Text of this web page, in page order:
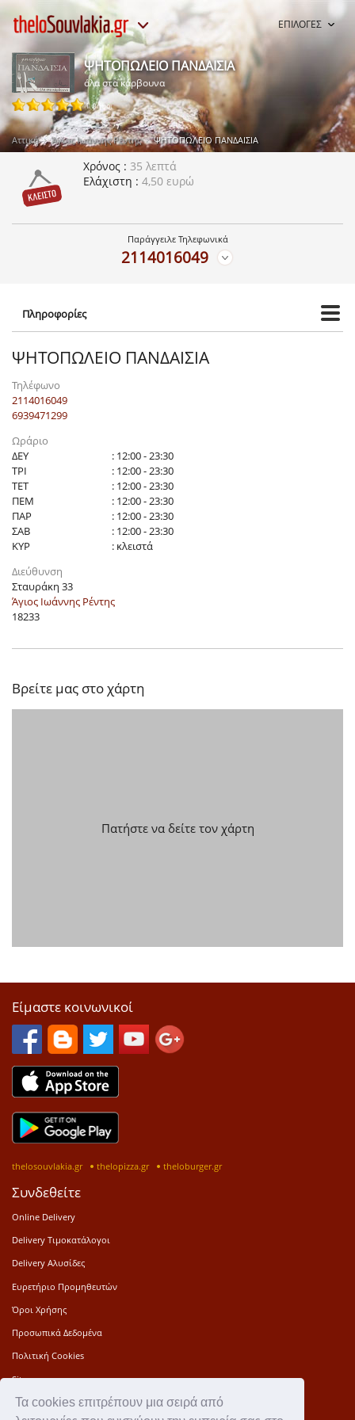
Τα cookies επιτρέπουν μια σειρά από
ΕΠΙΛΟΓΕΣ
ΨΗΤΟΠΩΛΕΙΟ ΠΑΝΔΑΙΣΙΑ
όλα στα κάρβουνα
1 ψήφοι
Αττική Άγιος Ιωάννης Ρέντης ΨΗΤΟΠΩΛΕΙΟ ΠΑΝΔΑΙΣΙΑ
Χρόνος
35 λεπτά
Ελάχιστη
4,50 ευρώ
Παράγγειλε Τηλεφωνικά
2114016049
Πληροφορίες
ΨΗΤΟΠΩΛΕΙΟ ΠΑΝΔΑΙΣΙΑ
Τηλέφωνο
2114016049
6939471299
Ωράριο
ΔΕΥ
: 12:00 - 23:30
ΤΡΙ
: 12:00 - 23:30
ΤΕΤ
: 12:00 - 23:30
ΠΕΜ
: 12:00 - 23:30
ΠΑΡ
: 12:00 - 23:30
ΣΑΒ
: 12:00 - 23:30
ΚΥΡ
: κλειστά
Διεύθυνση
Σταυράκη 33
Άγιος Ιωάννης Ρέντης
18233
Βρείτε μας στο χάρτη
Πατήστε να δείτε τον χάρτη
Είμαστε κοινωνικοί
thelosouvlakia.gr thelopizza.gr theloburger.gr
Συνδεθείτε
Online Delivery
Delivery Τιμοκατάλογοι
Delivery Αλυσίδες
Ευρετήριο Προμηθευτών
Όροι Χρήσης
Προσωπικά Δεδομένα
Πολιτική Cookies
Sitemap
Press Kit